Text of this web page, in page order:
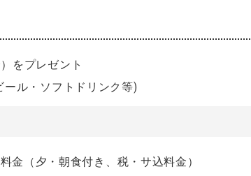
をプレゼント
ール・ソフトドリンク等)
金（夕・朝食付き、税・サ込料金）